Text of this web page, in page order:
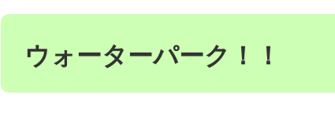
本
ウォーターパーク！！